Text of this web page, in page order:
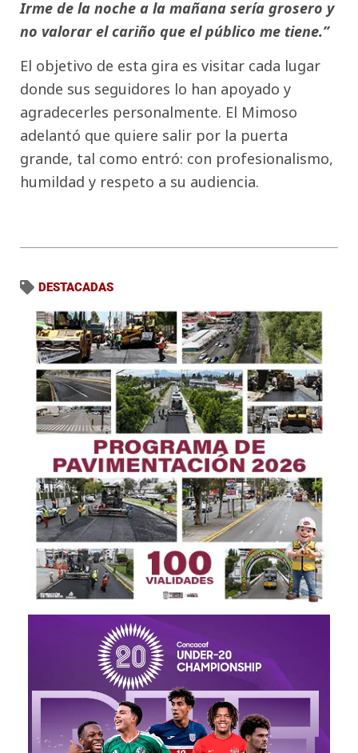
Irme de la noche a la mañana sería grosero y
no valorar el cariño que el público me tiene.”
El objetivo de esta gira es visitar cada lugar
donde sus seguidores lo han apoyado y
agradecerles personalmente. El Mimoso
adelantó que quiere salir por la puerta
grande, tal como entró: con profesionalismo,
humildad y respeto a su audiencia.
DESTACADAS